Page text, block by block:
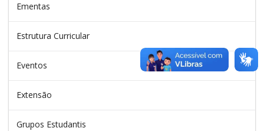
Ementas
Estrutura Curricular
Eventos
Extensão
Grupos Estudantis